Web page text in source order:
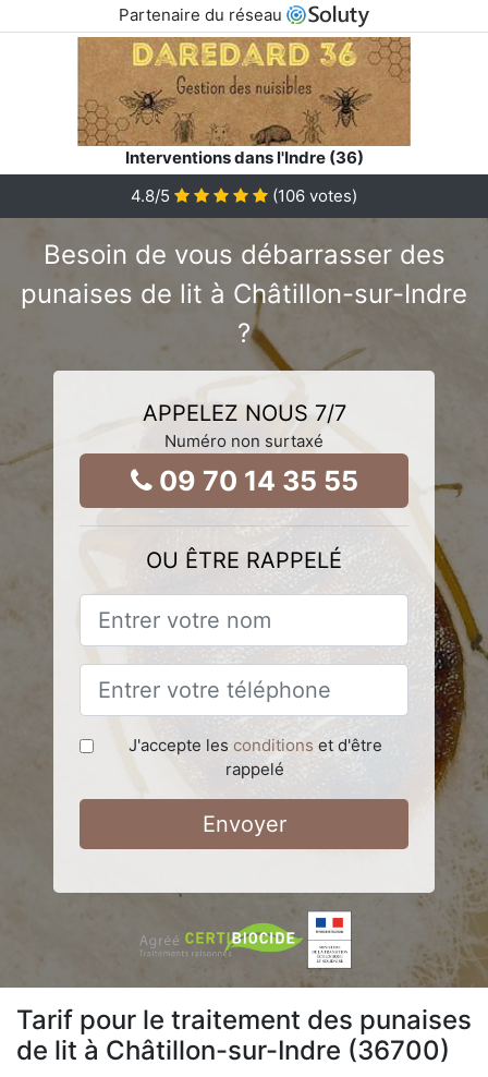
Partenaire du réseau
Interventions dans l'Indre (36)
4.8/5 (106 votes)
Besoin de vous débarrasser des
punaises de lit à Châtillon-sur-Indre
?
APPELEZ NOUS 7/7
Numéro non surtaxé
09 70 14 35 55
OU ÊTRE RAPPELÉ
J'accepte les conditions et d'être
rappelé
Envoyer
Tarif pour le traitement des punaises
de lit à Châtillon-sur-Indre (36700)